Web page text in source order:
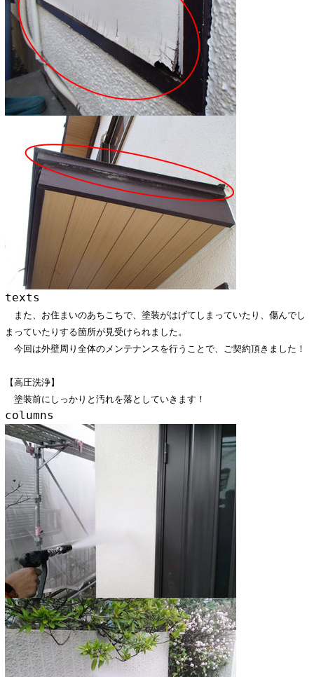
texts
また、お住まいのあちこちで、塗装がはげてしまっていたり、傷んでし
まっていたりする箇所が見受けられました。
今回は外壁周り全体のメンテナンスを行うことで、ご契約頂きました！
【高圧洗浄】
塗装前にしっかりと汚れを落としていきます！
columns